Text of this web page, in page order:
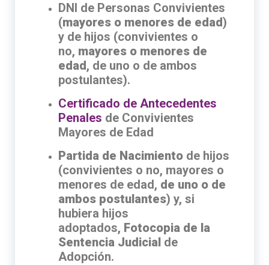
DNI de Personas Convivientes
(mayores o menores de edad)
y de hijos (convivientes o
no, mayores o menores de
edad, de uno o de ambos
postulantes).
Certificado de Antecedentes
Penales de Convivientes
Mayores de Edad
Partida de Nacimiento de hijos
(convivientes o no, mayores o
menores de edad, de uno o de
ambos postulantes) y, si
hubiera hijos
adoptados, Fotocopia de la
Sentencia Judicial de
Adopción.